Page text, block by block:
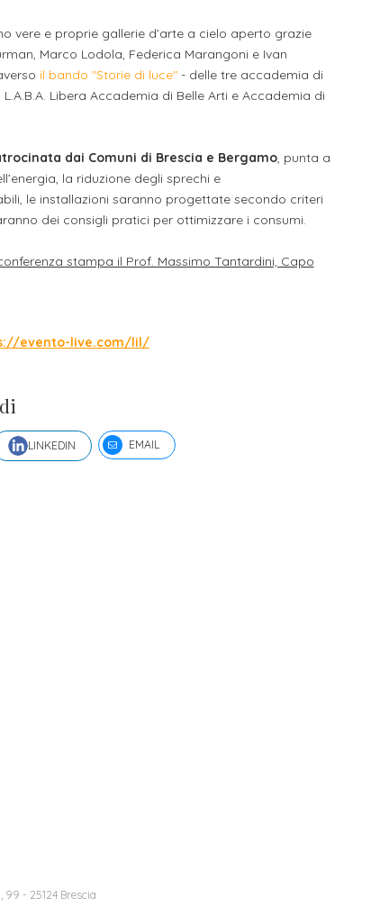
vere e proprie gallerie d’arte a cielo aperto grazie
Marco Lodola, Federica Marangoni e Ivan
il bando "Storie di luce"- delle tre accademia di
Libera Accademia di Belle Arti e Accademia di
dai Comuni di Brescia e Bergamo, punta a
la riduzione degli sprechi e
le installazioni saranno progettate secondo criteri
dei consigli pratici per ottimizzare i consumi.
stampa il Prof. Massimo Tantardini, Capo
evento-live.com/lil/
LINKEDIN EMAIL
99 - 25124 Brescia